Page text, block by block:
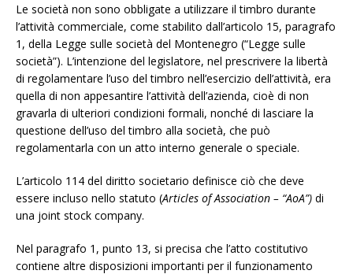
Le società non sono obbligate a utilizzare il timbro durante
l’attività commerciale, come stabilito dall’articolo 15, paragrafo
1, della Legge sulle società del Montenegro (“Legge sulle
società”). L’intenzione del legislatore, nel prescrivere la libertà
di regolamentare l’uso del timbro nell’esercizio dell’attività, era
quella di non appesantire l’attività dell’azienda, cioè di non
gravarla di ulteriori condizioni formali, nonché di lasciare la
questione dell’uso del timbro alla società, che può
regolamentarla con un atto interno generale o speciale.
L’articolo 114 del diritto societario definisce ciò che deve
essere incluso nello statuto (Articles of Association – “AoA”) di
una joint stock company.
Nel paragrafo 1, punto 13, si precisa che l’atto costitutivo
contiene altre disposizioni importanti per il funzionamento